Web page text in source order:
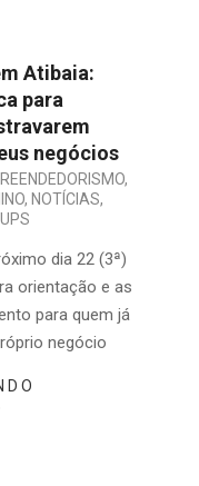
Atibaia:
para
negócios
,
, NOTÍCIAS,
dia 22 (3ª)
orientação e as
para quem já
negócio